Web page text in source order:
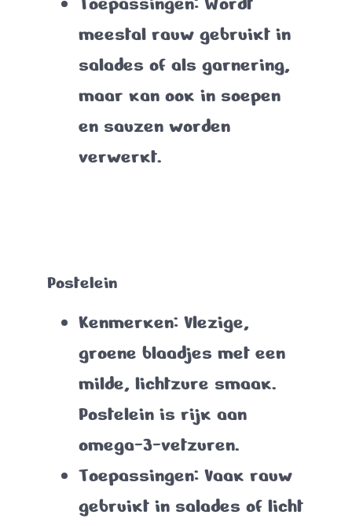
meestal rauw gebruikt in
salades of als garnering,
maar kan ook in soepen
en sauzen worden
verwerkt.
Postelein
Kenmerken: Vlezige,
groene blaadjes met een
milde, lichtzure smaak.
Postelein is rijk aan
omega-3-vetzuren.
Toepassingen: Vaak rauw
gebruikt in salades of licht